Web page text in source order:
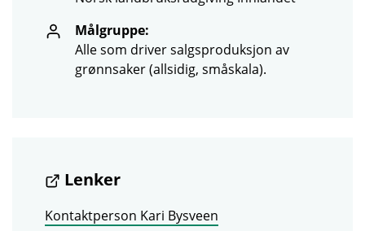
Målgruppe:
Alle som driver salgsproduksjon av
grønnsaker (allsidig, småskala).
Lenker
Kontaktperson Kari Bysveen